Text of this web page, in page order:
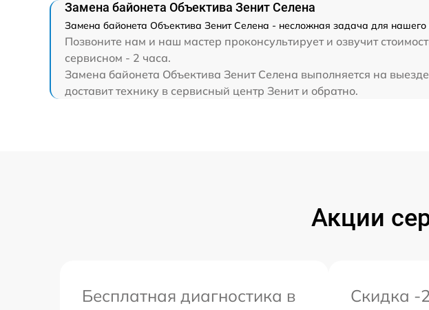
Замена байонета Объектива Зенит Селена
Замена байонета Объектива Зенит Селена - несложная задача для
Позвоните нам и наш мастер проконсультирует и озвучит
сервисном - 2 часа.
Замена байонета Объектива Зенит Селена выполняется на
доставит технику в сервисный центр Зенит и обратно.
Акции
Бесплатная диагностика в
Скидка -